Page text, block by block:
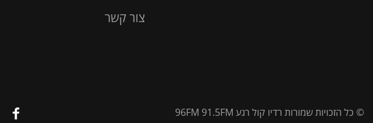
צור קשר
© כל הזכויות שמורות רדיו קול רגע 96FM 91.5FM